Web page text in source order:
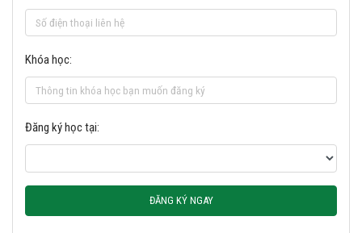
Khóa học:
Đăng ký học tại:
ĐĂNG KÝ NGAY